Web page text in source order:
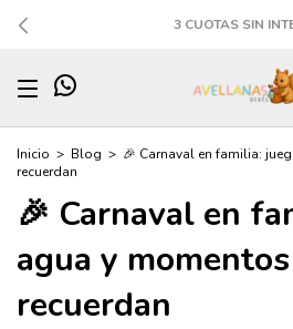
3 CUOTAS SIN
Inicio > Blog > 🎉 Carnaval en familia:
recuerdan
🎉 Carnaval en
agua y
recuerdan